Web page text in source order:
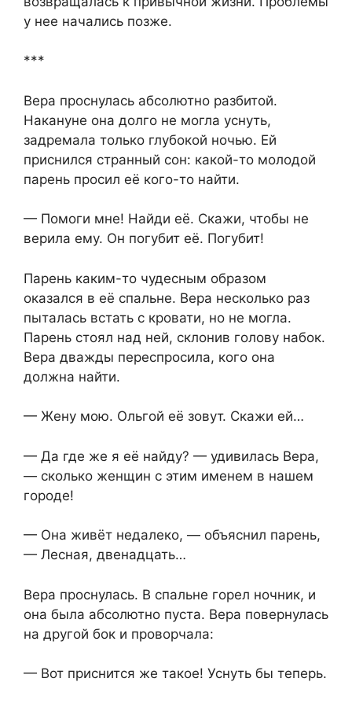
у нее начались позже.
***
Вера проснулась абсолютно разбитой.
Накануне она долго не могла уснуть,
задремала только глубокой ночью. Ей
приснился странный сон: какой-то молодой
парень просил её кого-то найти.
— Помоги мне! Найди её. Скажи, чтобы не
верила ему. Он погубит её. Погубит!
Парень каким-то чудесным образом
оказался в её спальне. Вера несколько раз
пыталась встать с кровати, но не могла.
Парень стоял над ней, склонив голову набок.
Вера дважды переспросила, кого она
должна найти.
— Жену мою. Ольгой её зовут. Скажи ей…
— Да где же я её найду? — удивилась Вера,
— сколько женщин с этим именем в нашем
городе!
— Она живёт недалеко, — объяснил парень,
— Лесная, двенадцать…
Вера проснулась. В спальне горел ночник, и
она была абсолютно пуста. Вера повернулась
на другой бок и проворчала:
— Вот приснится же такое! Уснуть бы теперь.